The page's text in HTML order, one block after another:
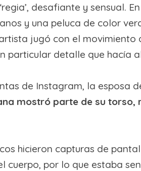
desafiante y sensual.
y una peluca de color
jugó con el
detalle que hacía
de Instagram, la esposa
mostró parte de su
hicieron capturas de
cuerpo, por lo que estaba